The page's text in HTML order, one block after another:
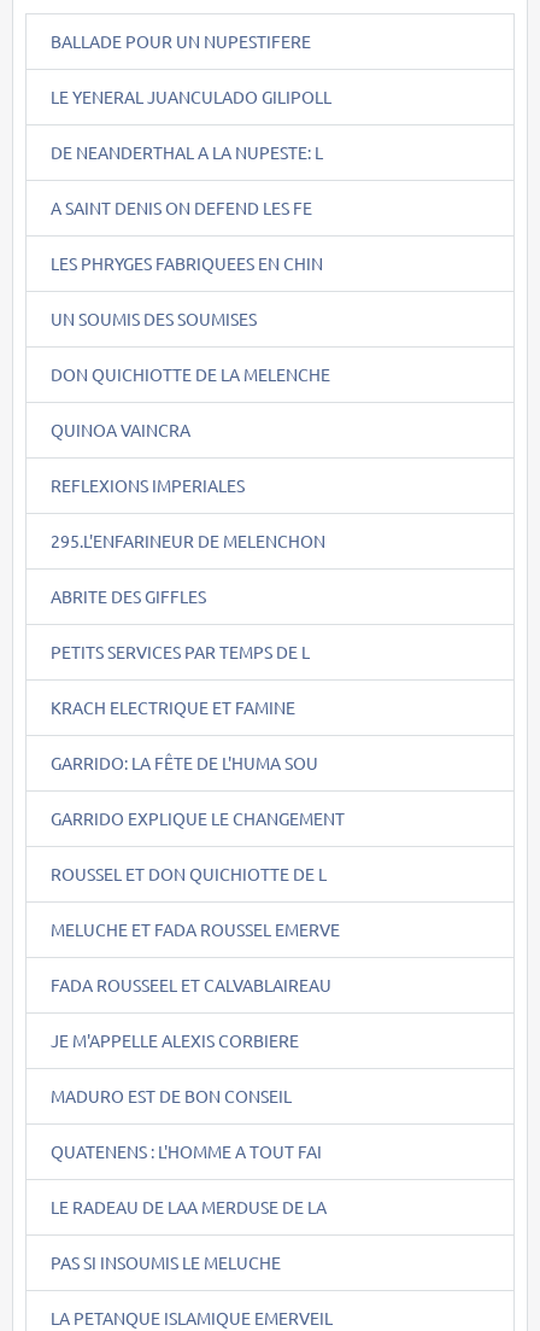
BALLADE POUR UN NUPESTIFERE
LE YENERAL JUANCULADO GILIPOLL
DE NEANDERTHAL A LA NUPESTE: L
A SAINT DENIS ON DEFEND LES FE
LES PHRYGES FABRIQUEES EN CHIN
UN SOUMIS DES SOUMISES
DON QUICHIOTTE DE LA MELENCHE
QUINOA VAINCRA
REFLEXIONS IMPERIALES
295.L'ENFARINEUR DE MELENCHON
ABRITE DES GIFFLES
PETITS SERVICES PAR TEMPS DE L
KRACH ELECTRIQUE ET FAMINE
GARRIDO: LA FÊTE DE L'HUMA SOU
GARRIDO EXPLIQUE LE CHANGEMENT
ROUSSEL ET DON QUICHIOTTE DE L
MELUCHE ET FADA ROUSSEL EMERVE
FADA ROUSSEEL ET CALVABLAIREAU
JE M'APPELLE ALEXIS CORBIERE
MADURO EST DE BON CONSEIL
QUATENENS : L'HOMME A TOUT FAI
LE RADEAU DE LAA MERDUSE DE LA
PAS SI INSOUMIS LE MELUCHE
LA PETANQUE ISLAMIQUE EMERVEIL